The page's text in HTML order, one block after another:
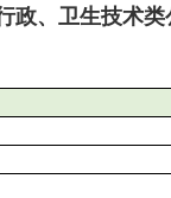
政、卫生技术